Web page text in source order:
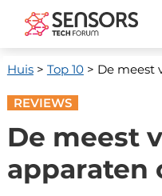
Huis> Top 10> De meest
REVIEWS
De meest
apparaten